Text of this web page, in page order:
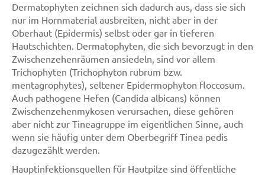
Dermatophyten zeichnen sich dadurch aus, dass sie sich
nur im Hornmaterial ausbreiten, nicht aber in der
Oberhaut (Epidermis) selbst oder gar in tieferen
Hautschichten. Dermatophyten, die sich bevorzugt in den
Zwischenzehenräumen ansiedeln, sind vor allem
Trichophyten (Trichophyton rubrum bzw.
mentagrophytes), seltener Epidermophyton floccosum.
Auch pathogene Hefen (Candida albicans) können
Zwischenzehenmykosen verursachen, diese gehören
aber nicht zur Tineagruppe im eigentlichen Sinne, auch
wenn sie häufig unter dem Oberbegriff Tinea pedis
dazugezählt werden.
Hauptinfektionsquellen für Hautpilze sind öffentliche